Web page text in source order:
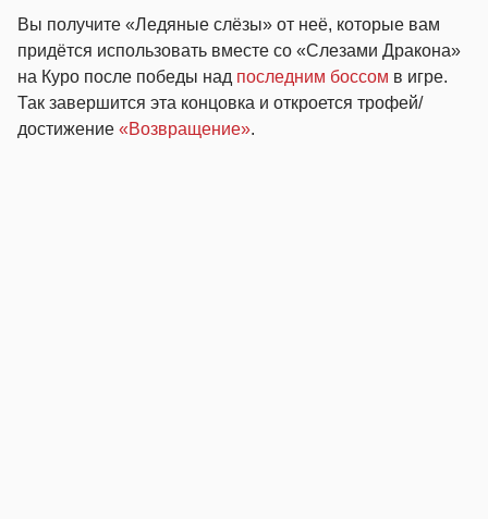
Вы получите «Ледяные слёзы» от неё, которые вам
придётся использовать вместе со «Слезами Дракона»
на Куро после победы над последним боссом в игре.
Так завершится эта концовка и откроется трофей/
достижение «Возвращение».